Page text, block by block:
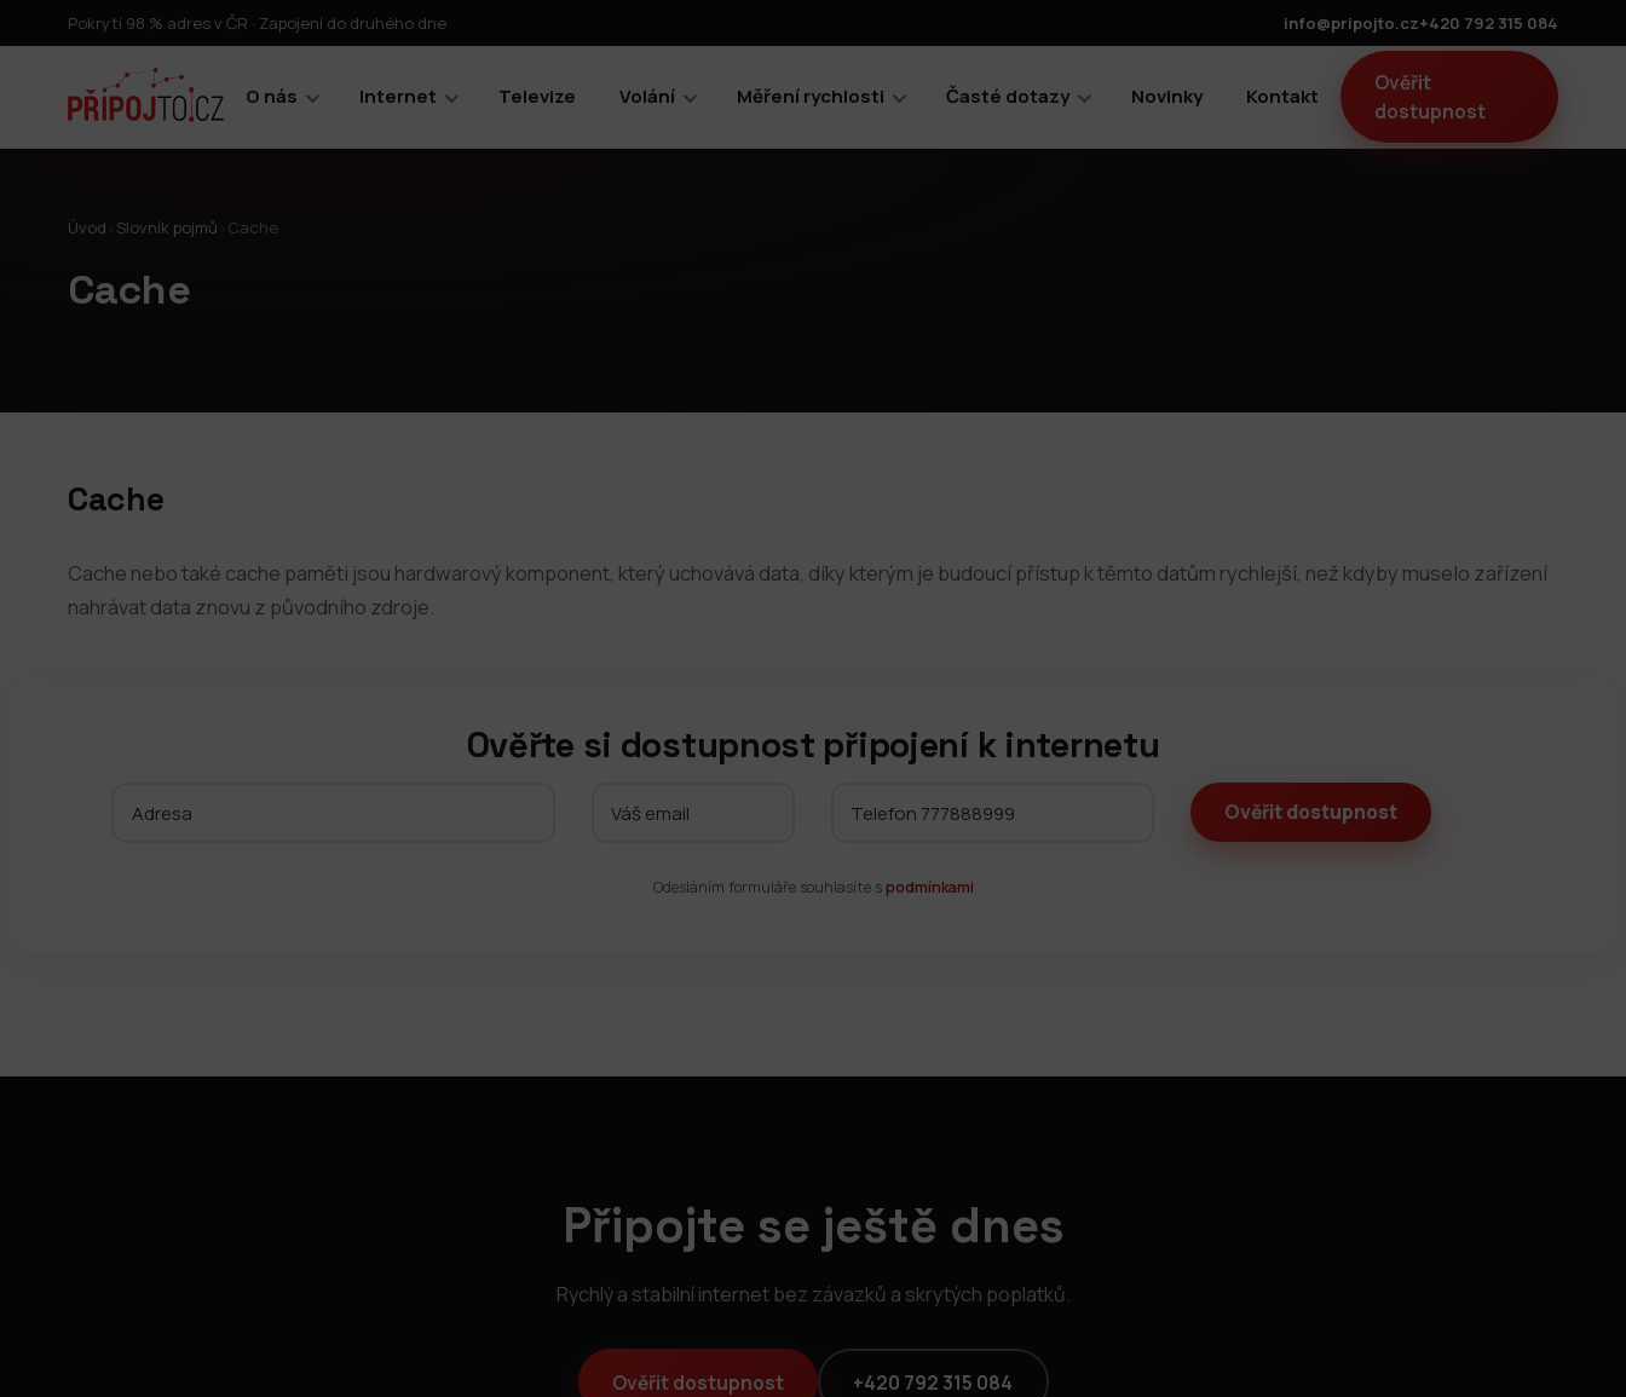
Pokrytí 98 % adres v ČR · Zapojení do druhého dne info@pripojto.cz+420 792 315 084
O nás Internet Televize Volání Měření rychlosti Časté dotazy Novinky Kontakt
Ověřit
dostupnost
Úvod Slovník pojmů Cache
Cache
Cache
Cache nebo také cache paměti jsou hardwarový komponent, který uchovává data, díky kterým je budoucí přístup k těmto datům rychlejší, než kdyby muselo zařízení
nahrávat data znovu z původního zdroje.
Ověřte si dostupnost připojení k internetu
Odesláním formuláře souhlasíte spodmínkami
Připojte se ještě dnes
Rychlý a stabilní internet bez závazků a skrytých poplatků.
Ověřit dostupnost +420 792 315 084